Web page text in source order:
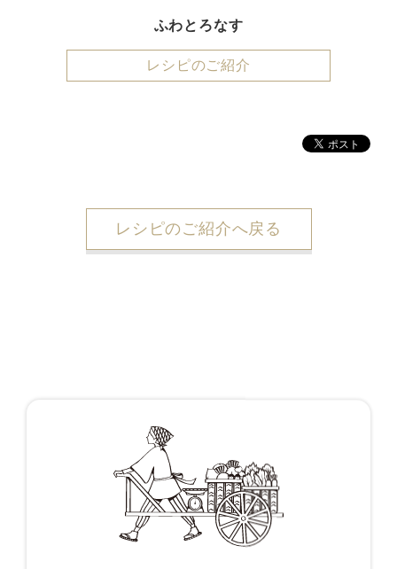
ふわとろなす
レシピのご紹介
レシピのご紹介へ戻る